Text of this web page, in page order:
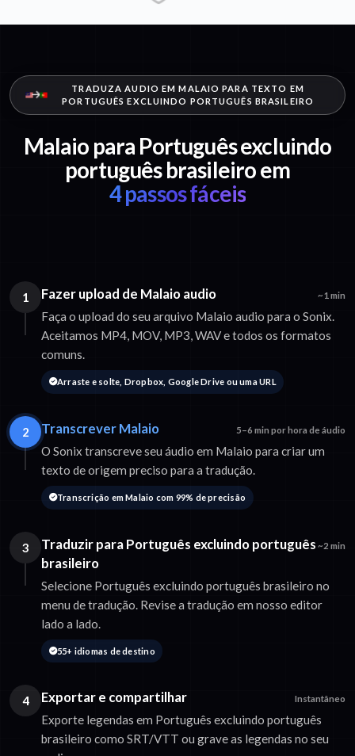
TRADUZA AUDIO EM MALAIO PARA TEXTO EM
PORTUGUÊS EXCLUINDO PORTUGUÊS BRASILEIRO
Malaio para Português excluindo
português brasileiro em
4 passos fáceis
1 Fazer upload de Malaio audio ~1 min
Faça o upload do seu arquivo Malaio audio para o Sonix.
Aceitamos MP4, MOV, MP3, WAV e todos os formatos
comuns.
Arraste e solte, Dropbox, Google Drive ou uma URL
2 Transcrever Malaio 5–6 min por hora de áudio
O Sonix transcreve seu áudio em Malaio para criar um
texto de origem preciso para a tradução.
Transcrição em Malaio com 99% de precisão
3
Traduzir para Português excluindo português
brasileiro
~2 min
Selecione Português excluindo português brasileiro no
menu de tradução. Revise a tradução em nosso editor
lado a lado.
55+ idiomas de destino
4 Exportar e compartilhar Instantâneo
Exporte legendas em Português excluindo português
brasileiro como SRT/VTT ou grave as legendas no seu